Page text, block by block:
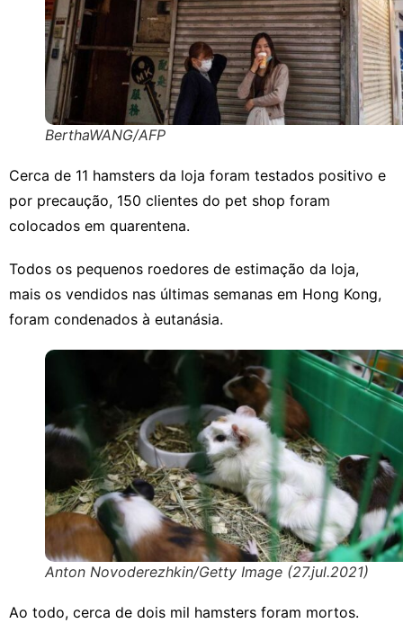
BerthaWANG/AFP
Cerca de 11 hamsters da loja foram testados positivo e
por precaução, 150 clientes do pet shop foram
colocados em quarentena.
Todos os pequenos roedores de estimação da loja,
mais os vendidos nas últimas semanas em Hong Kong,
foram condenados à eutanásia.
Anton Novoderezhkin/Getty Image (27.jul.2021)
Ao todo, cerca de dois mil hamsters foram mortos.